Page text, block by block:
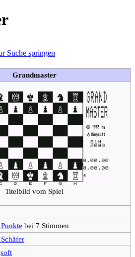
Suche springen
Grandmaster
Titelbild vom Spiel
bei 7 Stimmen